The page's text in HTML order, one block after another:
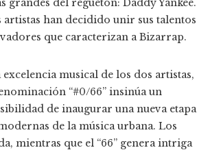
grandes del reguetón: Daddy Yankee.
han decidido unir sus talentos
que caracterizan a Bizarrap.
musical de los dos artistas,
“#0/66” insinúa un
de inaugurar una nueva etapa
de la música urbana. Los
mientras que el “66” genera intriga